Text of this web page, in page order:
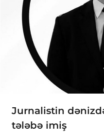
Jurnalistin
tələbə imiş